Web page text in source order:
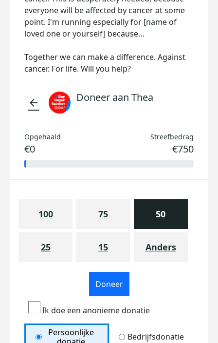
everyone will be affected by cancer at some
point. I'm running especially for [name of
loved one or yourself] because…
Together we can make a difference. Against
cancer. For life. Will you help?
arrow_back Doneer aan Thea
Opgehaald
€0
Streefbedrag
€750
100 75 50
25 15 Anders
Doneer
Ik doe een anonieme donatie
Persoonlijke
Bedrijfsdonatie